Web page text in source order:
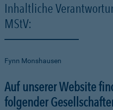
Inhaltliche
MStV:
Fynn Monshausen
Auf unserer Website
folgender